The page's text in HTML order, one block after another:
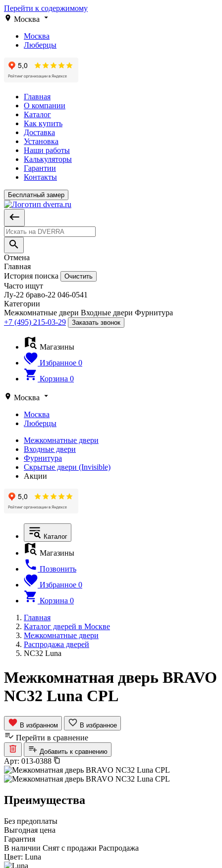
Перейти к содержимому
Москва
Москва
Люберцы
Главная
О компании
Каталог
Как купить
Доставка
Установка
Наши работы
Калькуляторы
Гарантии
Контакты
Бесплатный замер
Отмена
Главная
История поиска
Очистить
Часто ищут
Лу-22 браво-22 046-0541
Категории
Межкомнатные двери Входные двери Фурнитура
+7 (495) 215-03-29
Заказать звонок
Магазины
Избранное 0
Корзина 0
Москва
Москва
Люберцы
Межкомнатные двери
Входные двери
Фурнитура
Скрытые двери (Invisible)
Акции
Каталог
Магазины
Позвонить
Избранное 0
Корзина 0
Главная
Каталог дверей в Москве
Межкомнатные двери
Распродажа дверей
NC32 Luna
Межкомнатная дверь BRAVO
NC32 Luna CPL
В избранном В избранное
Перейти в сравнение
Добавить к сравнению
Арт: 013-0388
Преимущества
Без предоплаты
Выгодная цена
Гарантия
В наличии Снят с продажи Распродажа
Цвет: Luna